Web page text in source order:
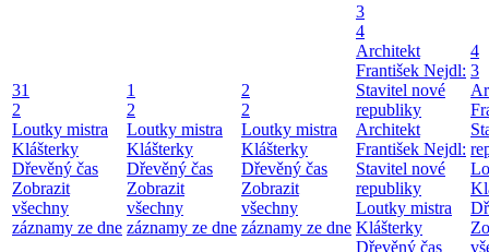
31
2
Loutky mistra
Klášterky
Dřevěný čas
Zobrazit
všechny
záznamy ze dne
1
2
Loutky mistra
Klášterky
Dřevěný čas
Zobrazit
všechny
záznamy ze dne
2
2
Loutky mistra
Klášterky
Dřevěný čas
Zobrazit
všechny
záznamy ze dne
3
4
Architekt
František Nejdl:
Stavitel nové
republiky
Architekt
František Nejdl:
Stavitel nové
republiky
Loutky mistra
Klášterky
Dřevěný čas
4
3